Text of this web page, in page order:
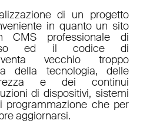
di un progetto
in quanto un sito
CMS professionale di
ed il codice di
vecchio troppo
della tecnologia, delle
e dei continui
di dispositivi, sistemi
programmazione che per
aggiornarsi.